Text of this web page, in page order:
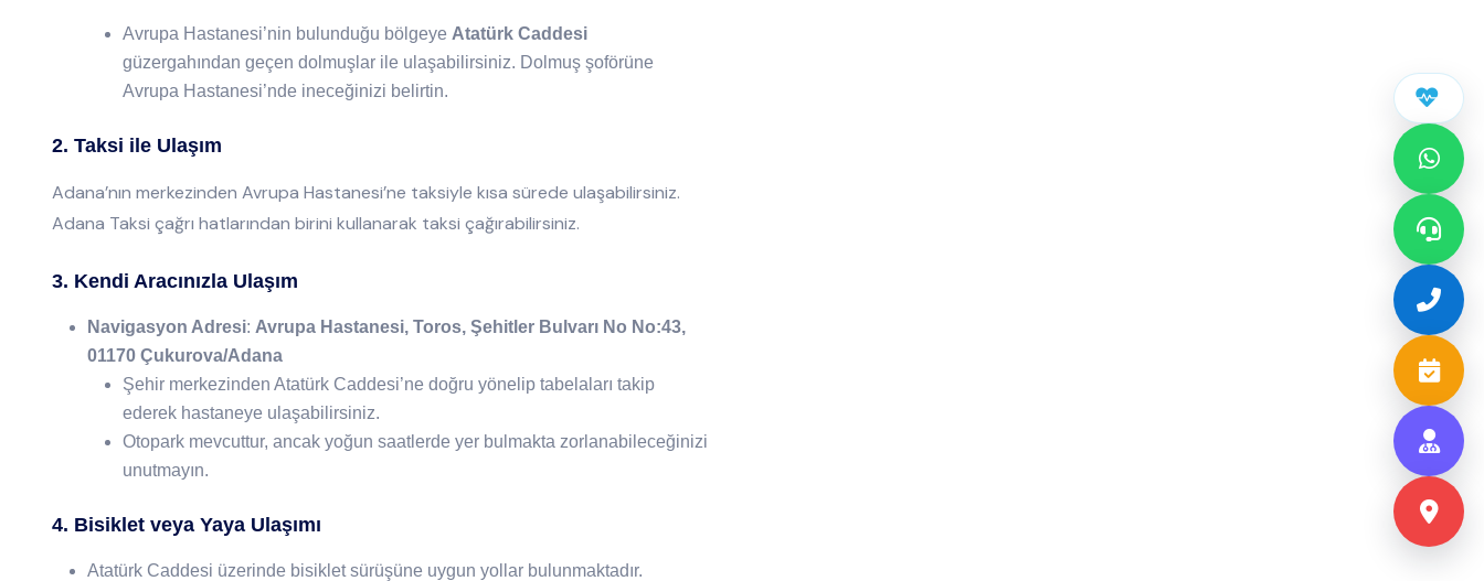
Avrupa Hastanesi’nin bulunduğu bölgeye Atatürk Caddesi
güzergahından geçen dolmuşlar ile ulaşabilirsiniz. Dolmuş şoförüne
Avrupa Hastanesi’nde ineceğinizi belirtin.
2. Taksi ile Ulaşım
Adana’nın merkezinden Avrupa Hastanesi’ne taksiyle kısa sürede ulaşabilirsiniz.
Adana Taksi çağrı hatlarından birini kullanarak taksi çağırabilirsiniz.
3. Kendi Aracınızla Ulaşım
Navigasyon Adresi: Avrupa Hastanesi, Toros, Şehitler Bulvarı No No:43,
01170 Çukurova/Adana
Şehir merkezinden Atatürk Caddesi’ne doğru yönelip tabelaları takip
ederek hastaneye ulaşabilirsiniz.
Otopark mevcuttur, ancak yoğun saatlerde yer bulmakta zorlanabileceğinizi
unutmayın.
4. Bisiklet veya Yaya Ulaşımı
Atatürk Caddesi üzerinde bisiklet sürüşüne uygun yollar bulunmaktadır.